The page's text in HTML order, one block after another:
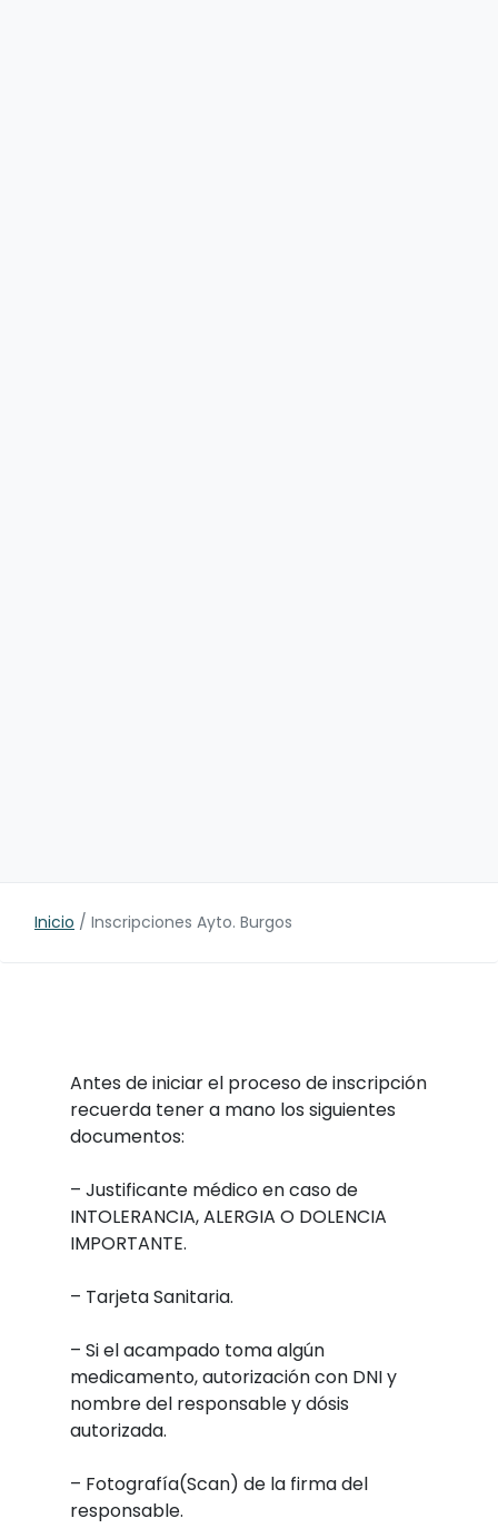
Inicio / Inscripciones Ayto. Burgos
Antes de iniciar el proceso de inscripción
recuerda tener a mano los siguientes
documentos:
– Justificante médico en caso de
INTOLERANCIA, ALERGIA O DOLENCIA
IMPORTANTE.
– Tarjeta Sanitaria.
– Si el acampado toma algún
medicamento, autorización con DNI y
nombre del responsable y dósis
autorizada.
– Fotografía(Scan) de la firma del
responsable.